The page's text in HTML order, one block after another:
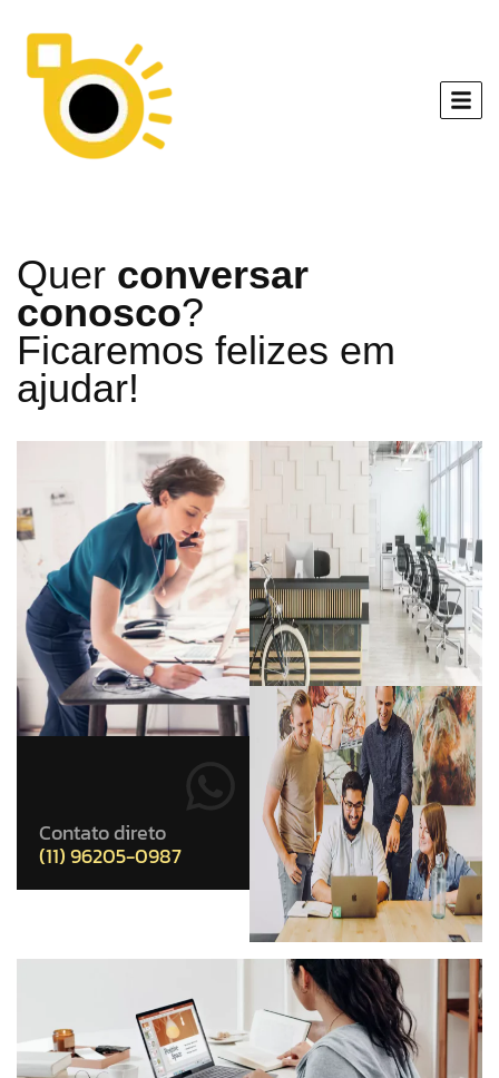
Quer conversar
conosco?
Ficaremos felizes em
ajudar!
Contato direto
(11) 96205-0987